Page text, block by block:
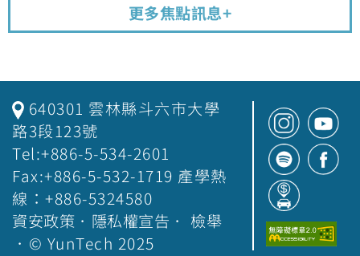
更多焦點訊息+
640301 雲林縣斗六市大學
路3段123號
Tel:+886-5-534-2601
Fax:+886-5-532-1719 產學熱
線：+886-5324580
資安政策 ． 隱私權宣告 ． 檢舉
．© YunTech 2025